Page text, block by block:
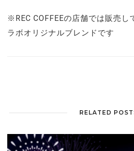
※REC COFFEEの店舗では販売し
ラボオリジナルブレンドです
RELATED